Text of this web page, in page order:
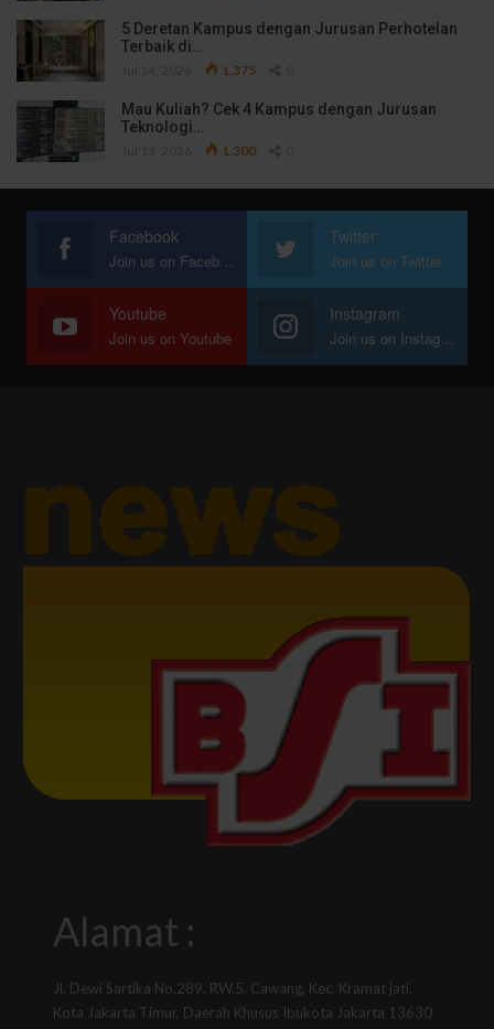
5 Deretan Kampus dengan Jurusan Perhotelan
Terbaik di…
1,375
Mau Kuliah? Cek 4 Kampus dengan Jurusan
Teknologi…
1,300
Facebook
Join us on Facebook
Twitter
Join us on Twitter
Youtube
Join us on Youtube
Instagram
Join us on Instagram
Alamat :
Jl. Dewi Sartika No.289, RW.5, Cawang, Kec. Kramat jati,
Kota Jakarta Timur, Daerah Khusus Ibukota Jakarta 13630